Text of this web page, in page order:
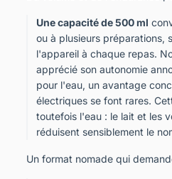
Une capacité de 500 ml
ou à plusieurs préparations,
l'appareil à chaque repas.
apprécié son autonomie
pour l'eau, un avantage
électriques se font rares.
toutefois l'eau : le lait et les
réduisent sensiblement le
Un format nomade qui